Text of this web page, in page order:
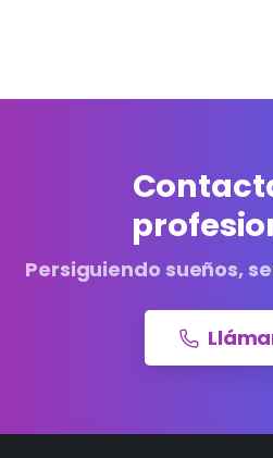
Persiguiendo sueños,